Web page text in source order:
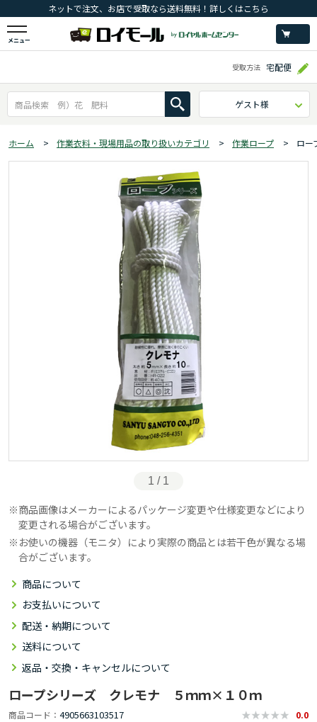
ネットで注文、お店で受取なら送料無料！詳しくはこちら
メニュー
受取方法 宅配便
ゲスト様
ホーム > 作業衣料・現場用品の取り扱いカテゴリ > 作業ロープ > ロ
1 / 1
商品画像はメーカーによるパッケージ変更や仕様変更などにより
変更される場合がございます。
お使いの機器（モニタ）により実際の商品とは若干色が異なる場
合がございます。
商品について
お支払いについて
配送・納期について
送料について
返品・交換・キャンセルについて
ロープシリーズ クレモナ ５ｍｍ×１０ｍ
商品コード 4905663103517 0.0